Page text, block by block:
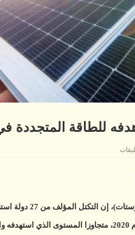
للطاقة المتجددة في
في
2020